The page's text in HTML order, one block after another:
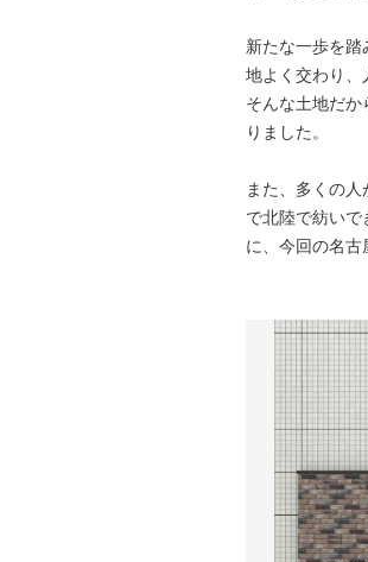
新たな一歩を
地よく交わり、
そんな土地だか
りました。
また、多くの
で北陸で紡い
に、今回の名古